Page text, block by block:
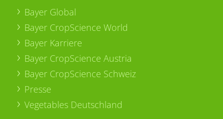
Bayer Global
Bayer CropScience World
Bayer Karriere
Bayer CropScience Austria
Bayer CropScience Schweiz
Presse
Vegetables Deutschland